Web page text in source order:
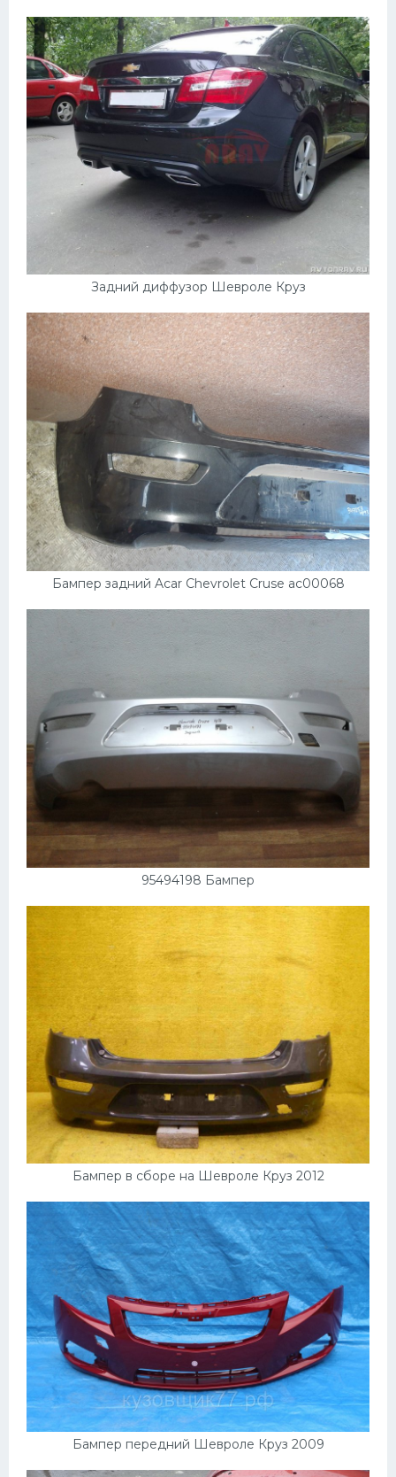
Задний диффузор Шевроле Круз
Бампер задний Acar Chevrolet Cruse ac00068
95494198 Бампер
Бампер в сборе на Шевроле Круз 2012
Бампер передний Шевроле Круз 2009